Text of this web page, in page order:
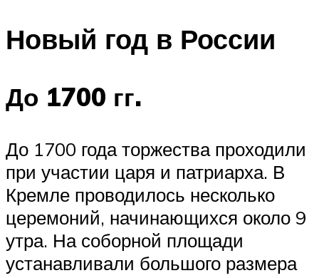
Новый год в России
До 1700 гг.
До 1700 года торжества проходили
при участии царя и патриарха. В
Кремле проводилось несколько
церемоний, начинающихся около 9
утра. На соборной площади
устанавливали большого размера